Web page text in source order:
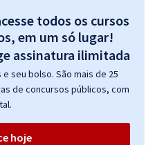
todos os cursos
em um só lugar!
seu bolso. São mais de 25
de concursos públicos, com
hoje